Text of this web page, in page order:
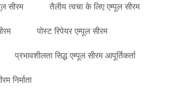
सीरम तैलीय त्वचा के लिए एम्पूल सीरम
पोस्ट रिपेयर एम्पूल सीरम
प्रभावशीलता सिद्ध एम्पूल सीरम आपूर्तिकर्ता
निर्माता